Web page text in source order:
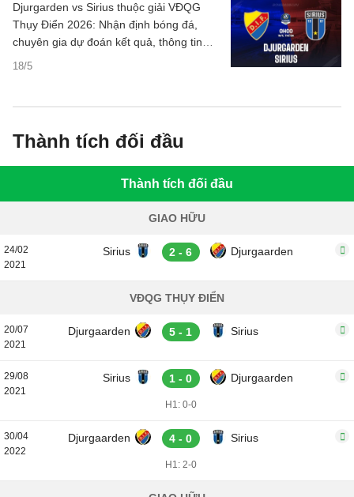
18/5
Djurgarden vs Sirius thuộc giải VĐQG
Thụy Điển 2026: Nhận định bóng đá,
chuyên gia dự đoán kết quả, thông tin
phân tích tỷ số trận đấu, thống kê chi tiết.
Thành tích đối đầu
Thành tích đối đầu
GIAO HỮU
24/02
2021
Sirius 2 - 6 Djurgaarden
VĐQG THỤY ĐIỂN
20/07
2021
Djurgaarden 5 - 1 Sirius
29/08
2021
Sirius 1 - 0 Djurgaarden
H1: 0-0
30/04
2022
Djurgaarden 4 - 0 Sirius
H1: 2-0